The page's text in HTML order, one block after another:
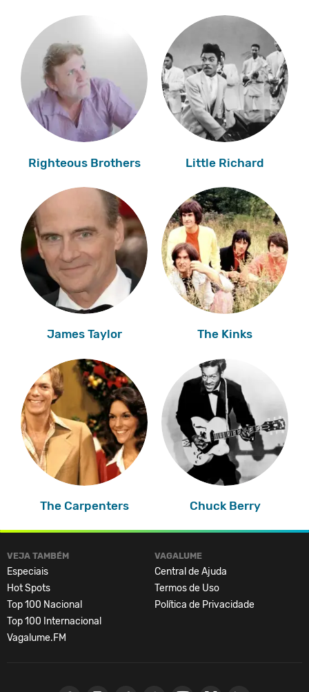
Righteous Brothers Little Richard
James Taylor The Kinks
The Carpenters Chuck Berry
VEJA TAMBÉM
Especiais
Hot Spots
Top 100 Nacional
Top 100 Internacional
Vagalume.FM
VAGALUME
Central de Ajuda
Termos de Uso
Política de Privacidade